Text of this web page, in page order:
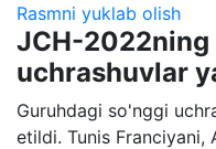
Rasmni yuklab olish
JCH-
uchrashuvlar
Guruhdagi so'nggi
etildi. Tunis Franciyani,